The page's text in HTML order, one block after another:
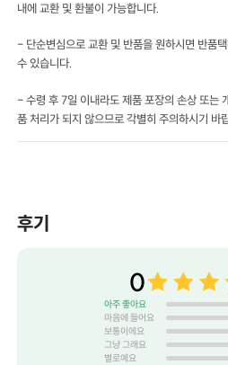
내에 교환 및 환불이 가능합니다.
- 단순변심으로 교환 및 반품을 원하시면 반품
수 있습니다.
- 수령 후 7일 이내라도 제품 포장의 손상 또는
품 처리가 되지 않으므로 각별히 주의하시기 바
후기
0
아주 좋아요
마음에 들어요
보통이에요
그냥 그래요
별로예요